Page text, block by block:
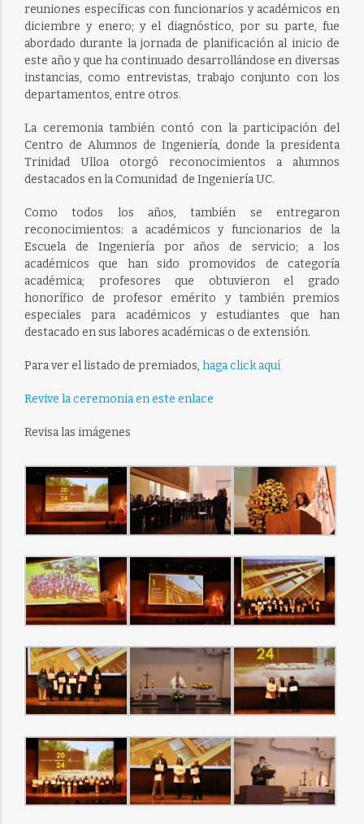
reuniones específicas con funcionarios y académicos en
diciembre y enero; y el diagnóstico, por su parte, fue
abordado durante la jornada de planificación al inicio de
este año y que ha continuado desarrollándose en diversas
instancias, como entrevistas, trabajo conjunto con los
departamentos, entre otros.
La ceremonia también contó con la participación del
Centro de Alumnos de Ingeniería, donde la presidenta
Trinidad Ulloa otorgó reconocimientos a alumnos
destacados en la Comunidad de Ingeniería UC.
Como todos los años, también se entregaron
reconocimientos: a académicos y funcionarios de la
Escuela de Ingeniería por años de servicio; a los
académicos que han sido promovidos de categoría
académica; profesores que obtuvieron el grado
honorífico de profesor emérito y también premios
especiales para académicos y estudiantes que han
destacado en sus labores académicas o de extensión.
Para ver el listado de premiados, haga click aquí
Revive la ceremonia en este enlace
Revisa las imágenes